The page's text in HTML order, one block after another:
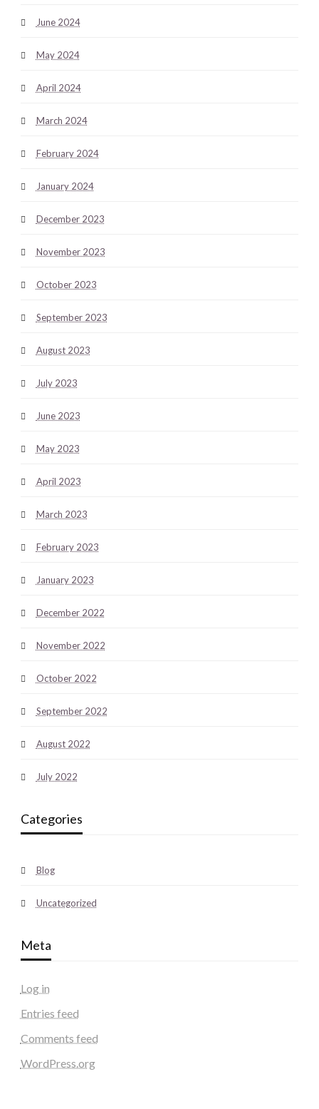
June 2024
May 2024
April 2024
March 2024
February 2024
January 2024
December 2023
November 2023
October 2023
September 2023
August 2023
July 2023
June 2023
May 2023
April 2023
March 2023
February 2023
January 2023
December 2022
November 2022
October 2022
September 2022
August 2022
July 2022
Categories
Blog
Uncategorized
Meta
Log in
Entries feed
Comments feed
WordPress.org